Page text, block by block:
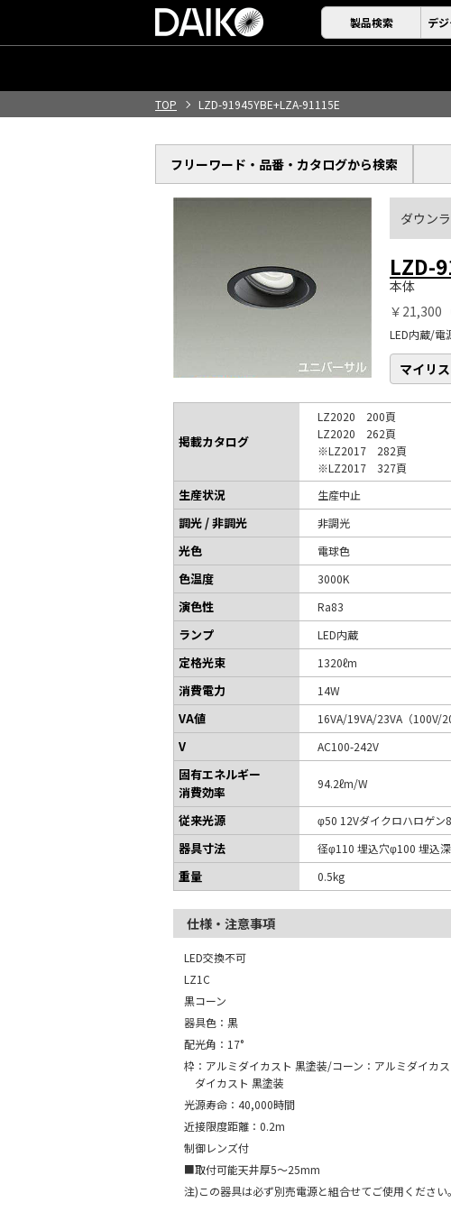
製品検索 デ
TOP
LZD-91945YBE+LZA-91115E
フリーワード・品番・ カタログから検索
ダウン
LZD-
本体
￥21,300
LED内蔵/電
マイリ
掲載カタログ
LZ2020 200頁
LZ2020 262頁
※LZ2017 282頁
※LZ2017 327頁
生産状況 生産中止
調光 / 非調光 非調光
光色 電球色
色温度 3000K
演色性 Ra83
ランプ LED内蔵
定格光束 1320ℓm
消費電力 14W
VA値 16VA/19VA/23VA（100V/
V AC100-242V
固有エネルギー
消費効率
94.2ℓm/W
従来光源 φ50 12Vダイクロハロゲン
器具寸法 径φ110 埋込穴φ100 埋込
重量 0.5kg
仕様・注意事項
LED交換不可
LZ1C
黒コーン
器具色：黒
配光角：17°
枠：アルミダイカスト 黒塗装/コーン：アルミダイカ
ダイカスト 黒塗装
光源寿命：40,000時間
近接限度距離：0.2m
制御レンズ付
■取付可能天井厚5～25mm
注)この器具は必ず別売電源と組合せてご使用ください。